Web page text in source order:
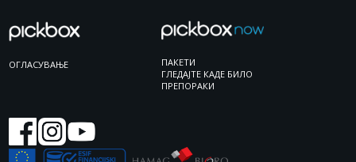
ОГЛАСУВАЊЕ
ПАКЕТИ
ГЛЕДАЈТЕ КАДЕ БИЛО
ПРЕПОРАКИ